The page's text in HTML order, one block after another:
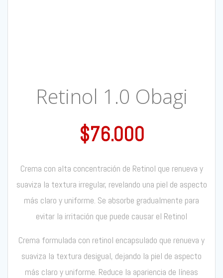
Retinol 1.0 Obagi
$76.000
Crema con alta concentración de Retinol que renueva y
suaviza la textura irregular, revelando una piel de aspecto
más claro y uniforme. Se absorbe gradualmente para
evitar la irritación que puede causar el Retinol
Crema formulada con retinol encapsulado que renueva y
suaviza la textura desigual, dejando la piel de aspecto
más claro y uniforme. Reduce la apariencia de líneas